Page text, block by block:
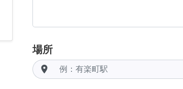
場所
room